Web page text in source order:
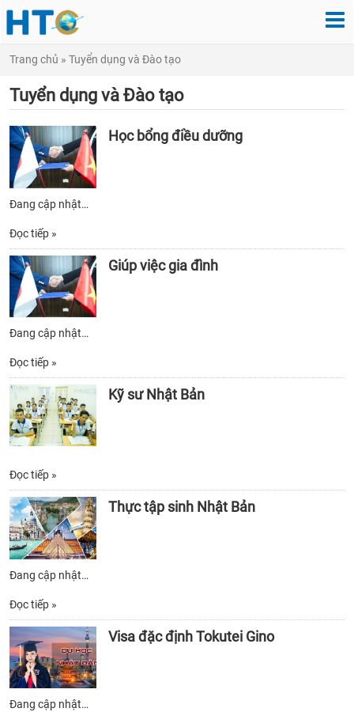
Trang chủ » Tuyển dụng và Đào tạo
Tuyển dụng và Đào tạo
Học bổng điều dưỡng
Đang cập nhật…
Đọc tiếp »
Giúp việc gia đình
Đang cập nhật…
Đọc tiếp »
Kỹ sư Nhật Bản
Đọc tiếp »
Thực tập sinh Nhật Bản
Đang cập nhật…
Đọc tiếp »
Visa đặc định Tokutei Gino
Đang cập nhật…